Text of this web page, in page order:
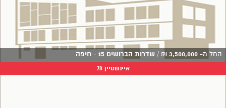
החל מ- 3,500,000
₪
/ שדרות הברושים 15 - חיפה
איינשטיין 78